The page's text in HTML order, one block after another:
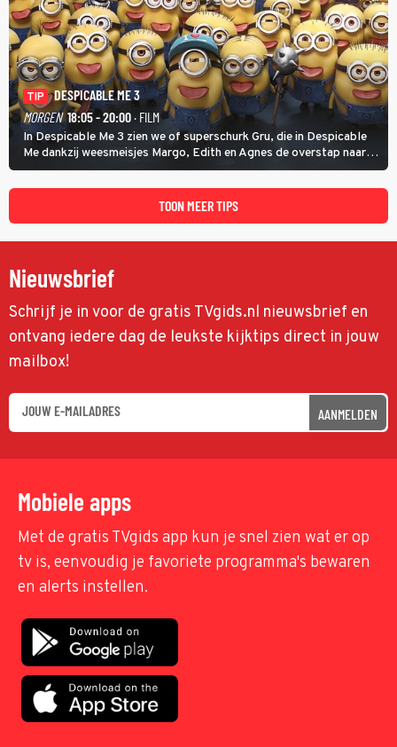
TIP
DESPICABLE ME 3
MORGEN 18:05 - 20:00· FILM
In Despicable Me 3 zien we of superschurk Gru, die in Despicable
Me dankzij weesmeisjes Margo, Edith en Agnes de overstap naar
het rechte pad maakte, ook op dat pad weet te blijven.
TOON MEER TIPS
Nieuwsbrief
Schrijf je in voor de gratis TVgids.nl nieuwsbrief en
ontvang iedere dag de leukste kijktips direct in jouw
mailbox!
AANMELDEN
Mobiele apps
Met de gratis TVgids app kun je snel zien wat er op
tv is, eenvoudig je favoriete programma's bewaren
en alerts instellen.